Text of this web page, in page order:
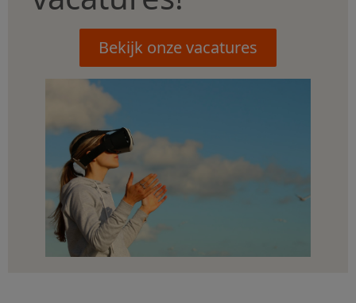
Bekijk onze vacatures